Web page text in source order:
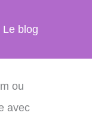
Le blog
ou
avec